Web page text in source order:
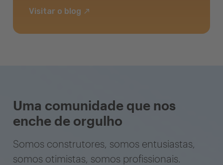
Visitar o blog
Uma comunidade que nos
enche de orgulho
Somos construtores, somos entusiastas,
somos otimistas, somos profissionais.